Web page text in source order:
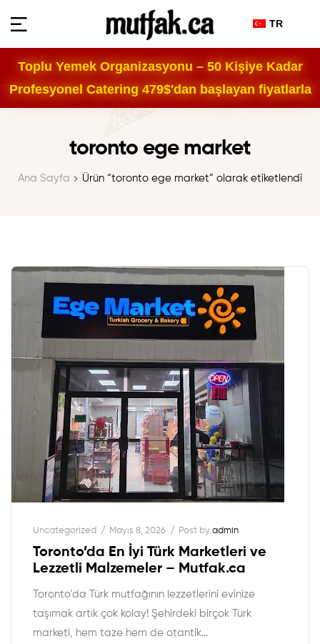
TR
Toplu Yemek Organizasyonu – 50 Kişiye Kadar
Profesyonel Catering 479$'dan başlayan fiyatlarla
toronto ege market
Ana Sayfa Ürün “toronto ege market” olarak etiketlendi
Uncategorized Mayıs 8, 2026 Post by admin
Toronto’da En İyi Türk Marketleri ve
Lezzetli Malzemeler – Mutfak.ca
Toronto’da Türk mutfağının lezzetlerini evinize
taşımak artık çok kolay! Şehirdeki birçok Türk
marketi, hem taze hem de otantik…